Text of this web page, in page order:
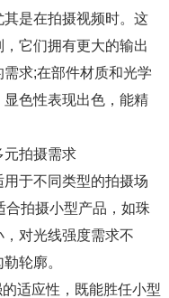
是在拍摄视频时。这
它们拥有更大的输出
求;在部件材质和光学
色性表现出色，能精
拍摄需求​
于不同类型的拍摄场
合拍摄小型产品，如珠
对光线强度需求不
轮廓。​
适应性，既能胜任小型